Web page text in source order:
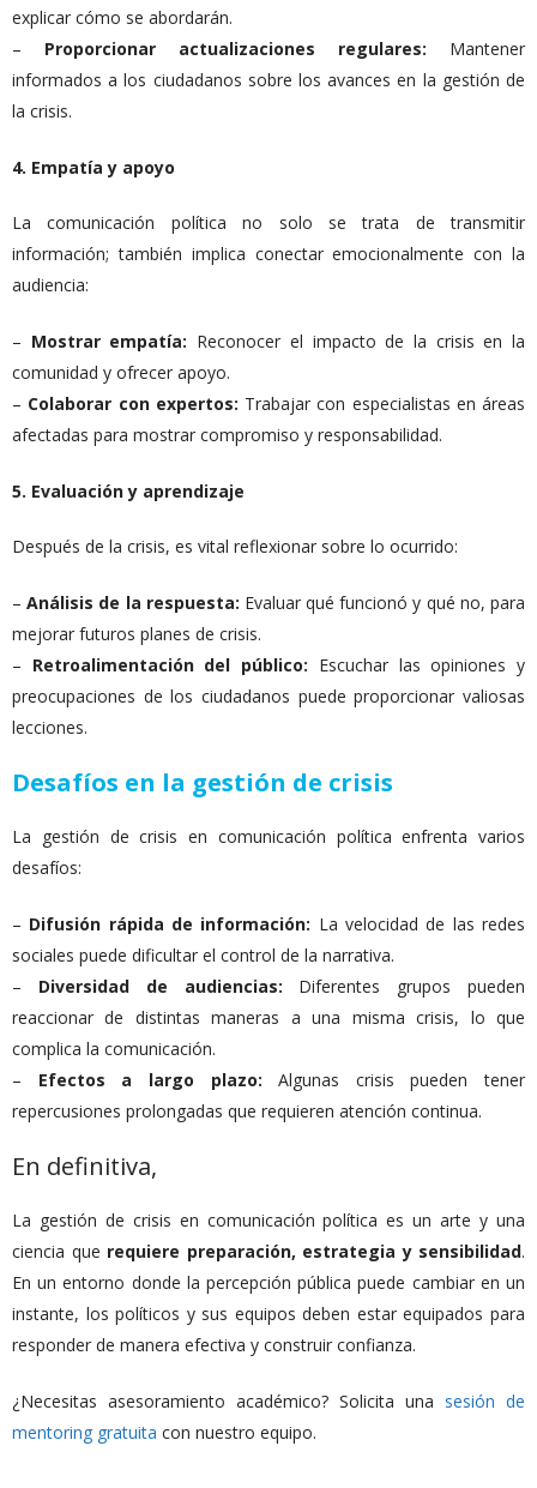
explicar cómo se abordarán.
– Proporcionar actualizaciones regulares: Mantener
informados a los ciudadanos sobre los avances en la gestión de
la crisis.
4. Empatía y apoyo
La comunicación política no solo se trata de transmitir
información; también implica conectar emocionalmente con la
audiencia:
– Mostrar empatía: Reconocer el impacto de la crisis en la
comunidad y ofrecer apoyo.
– Colaborar con expertos: Trabajar con especialistas en áreas
afectadas para mostrar compromiso y responsabilidad.
5. Evaluación y aprendizaje
Después de la crisis, es vital reflexionar sobre lo ocurrido:
–Análisis de la respuesta: Evaluar qué funcionó y qué no, para
mejorar futuros planes de crisis.
– Retroalimentación del público: Escuchar las opiniones y
preocupaciones de los ciudadanos puede proporcionar valiosas
lecciones.
Desafíos en la gestión de crisis
La gestión de crisis en comunicación política enfrenta varios
desafíos:
– Difusión rápida de información: La velocidad de las redes
sociales puede dificultar el control de la narrativa.
– Diversidad de audiencias: Diferentes grupos pueden
reaccionar de distintas maneras a una misma crisis, lo que
complica la comunicación.
– Efectos a largo plazo: Algunas crisis pueden tener
repercusiones prolongadas que requieren atención continua.
En definitiva,
La gestión de crisis en comunicación política es un arte y una
ciencia que requiere preparación, estrategia y sensibilidad.
En un entorno donde la percepción pública puede cambiar en un
instante, los políticos y sus equipos deben estar equipados para
responder de manera efectiva y construir confianza.
¿Necesitas asesoramiento académico? Solicita una sesión de
mentoring gratuita con nuestro equipo.